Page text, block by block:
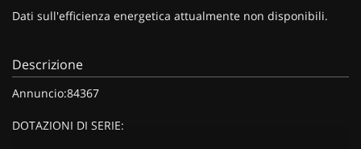
Dati sull'efficienza energetica attualmente non disponibili.
Descrizione
Annuncio:84367
DOTAZIONI DI SERIE: